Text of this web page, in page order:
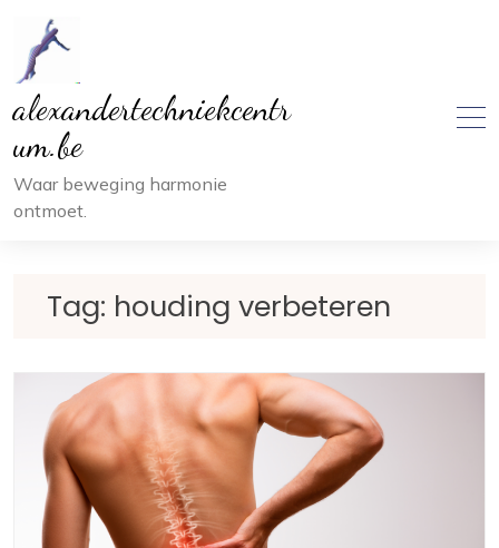
inhoud
alexandertechniekcentr
um.be
Waar beweging harmonie
ontmoet.
Tag: houding verbeteren